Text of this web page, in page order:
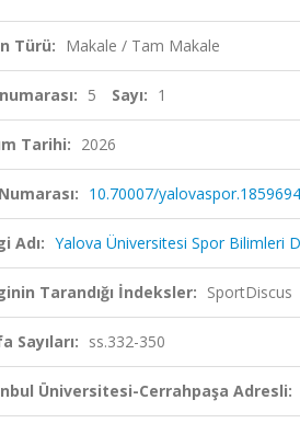
Türü: Makale / Tam Makale
5 Sayı: 1
Tarihi: 2026
10.70007/yalovaspor.1859694
Adı: Yalova Üniversitesi Spor Bilimleri
Tarandığı İndeksler: SportDiscus
Sayıları: ss.332-350
Üniversitesi-Cerrahpaşa Adresli: